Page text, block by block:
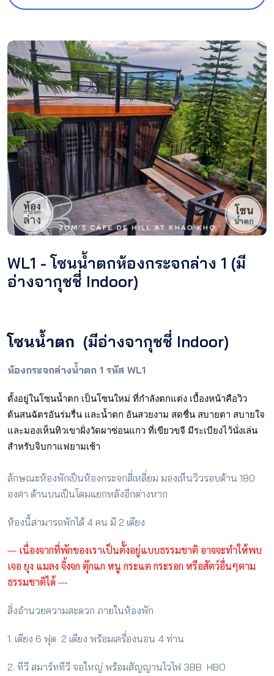
WL1 - โซนน้ำตกห้องกระจกล่าง 1 (มี
อ่างจากุชชี่ Indoor)
โซนน้ำตก (มีอ่างจากุชชี่ Indoor)
ห้องกระจกล่างน้ำตก 1 รหัส WL1
ตั้งอยู่ในโซนน้ำตก เป็นโซนใหม่ ที่กำลังตกแต่ง เบื้องหน้าคือวิว
ต้นสนฉัตรอันร่มรื่น และน้ำตก อันสวยงาม สดชื่น สบายตา สบายใจ
และมองเห็นทิวเขาฝั่งวัดผาซ่อนแกว ที่เขียวขจี มีระเบียงไว้นั่งเล่น
สำหรับจิบกาแฟยามเช้า
ลักษณะห้องพักเป็นห้องกระจกสี่เหลี่ยม มองเห็นวิวรอบด้าน 180
องศา ด้านบนเป็นโดมแยกหลังอีกต่างหาก
ห้องนี้สามารถพักได้ 4 คน มี 2 เตียง
--- เนื่องจากที่พักของเราเป็นตั้งอยู่แบบธรรมชาติ อาจจะทำให้พบ
เจอ ยุง แมลง จิ้งจก ตุ๊กแก หนู กระแต กระรอก หรือสัตว์อื่นๆตาม
ธรรมชาติได้ ---
สิ่งอำนวยความสะดวก ภายในห้องพัก
1. เตียง 6 ฟุต 2 เตียง พร้อมเครื่องนอน 4 ท่าน
2. ทีวี สมาร์ททีวี จอใหญ่ พร้อมสัญญานไวไฟ 3BB HBO